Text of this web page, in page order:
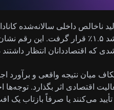
رشد ۱.۵٪ قرار گرفت. این
که اقتصاددانان انتظار داشتند
میان نتیجه واقعی و برآورد
اقتصادی اثر بگذارد.
تأیید می‌کنند یا صرفاً بازتاب